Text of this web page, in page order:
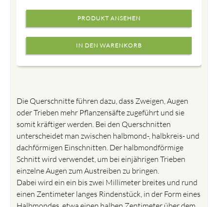
PRODUKT ANSEHEN
Die Querschnitte führen dazu, dass Zweigen, Augen
oder Trieben mehr Pflanzensäfte zugeführt und sie
somit kräftiger werden. Bei den Querschnitten
unterscheidet man zwischen halbmond-, halbkreis- und
dachförmigen Einschnitten. Der halbmondförmige
Schnitt wird verwendet, um bei einjährigen Trieben
einzelne Augen zum Austreiben zu bringen.
Dabei wird ein ein bis zwei Millimeter breites und rund
einen Zentimeter langes Rindenstück, in der Form eines